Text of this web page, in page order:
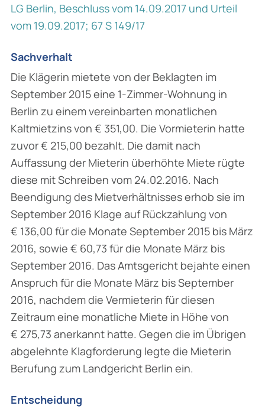
LG Berlin, Beschluss vom 14.09.2017 und Urteil
vom 19.09.2017; 67 S 149/17
Sachverhalt
Die Klägerin mietete von der Beklagten im
September 2015 eine 1-Zimmer-Wohnung in
Berlin zu einem vereinbarten monatlichen
Kaltmietzins von € 351,00. Die Vormieterin hatte
zuvor € 215,00 bezahlt. Die damit nach
Auffassung der Mieterin überhöhte Miete rügte
diese mit Schreiben vom 24.02.2016. Nach
Beendigung des Mietverhältnisses erhob sie im
September 2016 Klage auf Rückzahlung von
€ 136,00 für die Monate September 2015 bis März
2016, sowie € 60,73 für die Monate März bis
September 2016. Das Amtsgericht bejahte einen
Anspruch für die Monate März bis September
2016, nachdem die Vermieterin für diesen
Zeitraum eine monatliche Miete in Höhe von
€ 275,73 anerkannt hatte. Gegen die im Übrigen
abgelehnte Klagforderung legte die Mieterin
Berufung zum Landgericht Berlin ein.
Entscheidung